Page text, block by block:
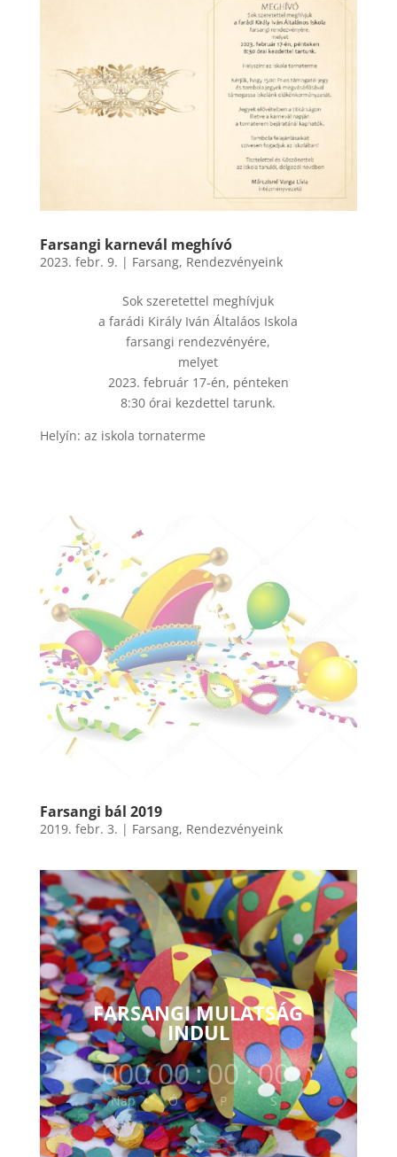
Farsangi karnevál meghívó
2023. febr. 9. | Farsang, Rendezvényeink
Sok szeretettel meghívjuk
a farádi Király Iván Általáos Iskola
farsangi rendezvényére,
melyet
2023. február 17-én, pénteken
8:30 órai kezdettel tarunk.
Helyín: az iskola tornaterme
Farsangi bál 2019
2019. febr. 3. | Farsang, Rendezvényeink
FARSANGI MULATSÁG
INDUL
000
Nap
:00
Ó
:00
P
:00
S